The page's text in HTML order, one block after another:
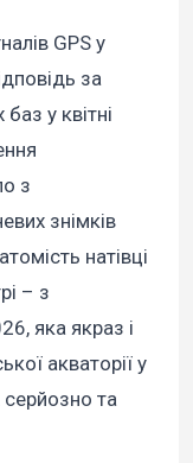
GPS у
за
у квітні
з
знімків
натівці
– з
яка якраз і
акваторії у
серйозно та